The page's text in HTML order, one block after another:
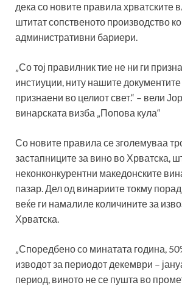
дека со новите правила хрватските
штитат сопственото производство
административни бариери.
„Со тој правилник тие не ни ги
инстиуции, ниту нашите документите
признаени во целиот свет.“ – вели
винарската визба „Попова кула“
Со новите правила се зголемуваа
застапниците за вино во Хрватска,
неконконкурентни македонските
пазар. Дел од винариите токму
веќе ги намалиле количините за
Хрватска.
„Споредбено со минатата година,
изводот за периодот декември –
период, виното не се пушта во